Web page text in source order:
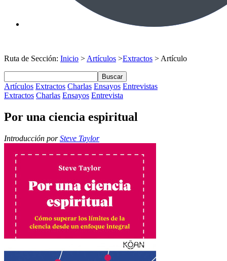
Ruta de Sección: Inicio > Artículos >Extractos > Artículo
Buscar
Artículos Extractos Charlas Ensayos Entrevistas
Extractos Charlas Ensayos Entrevista
Por una ciencia espiritual
Introducción porSteve Taylor